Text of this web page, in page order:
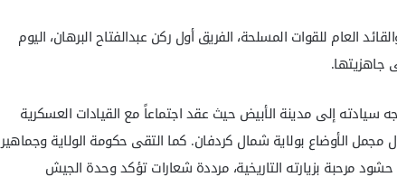
العام للقوات المسلحة، الفريق أول ركن عبدالفتاح البرهان، اليوم
جاهزيتها.
سيادته إلى مدينة الأبيض حيث عقد اجتماعاً مع القيادات العسكرية
مجمل الأوضاع بولاية شمال كردفان. كما التقى حكومة الولاية وجماهير
مرحبة بزيارته التاريخية، مرددة شعارات تؤكد وحدة الجيش